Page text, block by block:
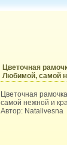
Цветочная
Любимой, самой
Цветочная
самой нежной и
Автор: Natalivesna